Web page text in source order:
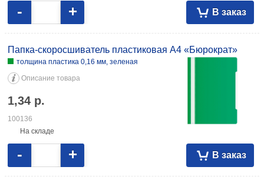
В заказ
- +
Папка-скоросшиватель пластиковая А4 «Бюрократ»
толщина пластика 0,16 мм, зеленая
Описание товара
1,34 р.
100136
На складе
В заказ
- +